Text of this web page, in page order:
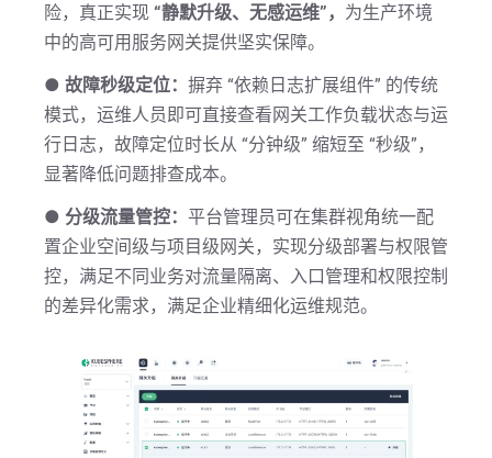
险，真正实现 “静默升级、无感运维”， 为生产环境
中的高可用服务网关提供坚实保障。
● 故障秒级定位： 摒弃 “依赖日志扩展组件” 的传统
模式，运维人员即可直接查看网关工作负载状态与运
行日志，故障定位时长从 “分钟级” 缩短至 “秒级”，
显著降低问题排查成本。
● 分级流量管控： 平台管理员可在集群视角统一配
置企业空间级与项目级网关，实现分级部署与权限管
控，满足不同业务对流量隔离、入口管理和权限控制
的差异化需求，满足企业精细化运维规范。